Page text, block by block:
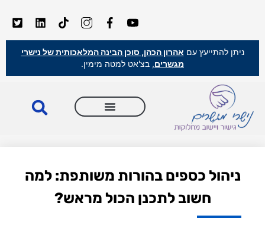
ניתן להתייעץ עם אהרון הכהן, סוכן הבינה המלאכותית של נישרי
מגשרים, בצ'אט למטה מימין.
ניהול כספים בהורות משותפת: למה
חשוב לתכנן הכול מראש?